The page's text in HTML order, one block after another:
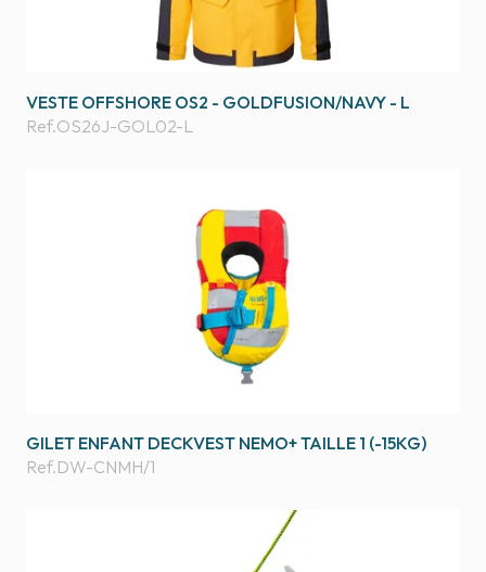
VESTE OFFSHORE OS2 - GOLDFUSION/NAVY - L
Ref.OS26J-GOL02-L
GILET ENFANT DECKVEST NEMO+ TAILLE 1 (-15KG)
Ref.DW-CNMH/1